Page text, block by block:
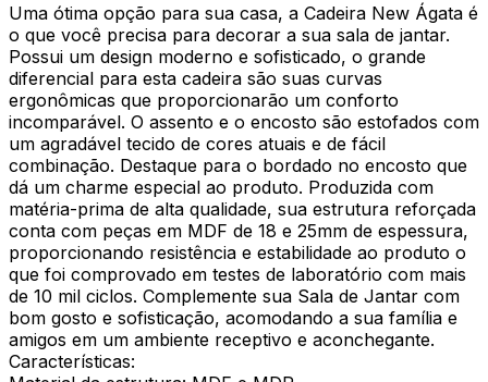
Uma ótima opção para sua casa, a Cadeira New Ágata é
o que você precisa para decorar a sua sala de jantar.
Possui um design moderno e sofisticado, o grande
diferencial para esta cadeira são suas curvas
ergonômicas que proporcionarão um conforto
incomparável. O assento e o encosto são estofados com
um agradável tecido de cores atuais e de fácil
combinação. Destaque para o bordado no encosto que
dá um charme especial ao produto. Produzida com
matéria-prima de alta qualidade, sua estrutura reforçada
conta com peças em MDF de 18 e 25mm de espessura,
proporcionando resistência e estabilidade ao produto o
que foi comprovado em testes de laboratório com mais
de 10 mil ciclos. Complemente sua Sala de Jantar com
bom gosto e sofisticação, acomodando a sua família e
amigos em um ambiente receptivo e aconchegante.
Características: